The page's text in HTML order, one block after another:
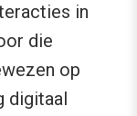
in
die
op
digitaal